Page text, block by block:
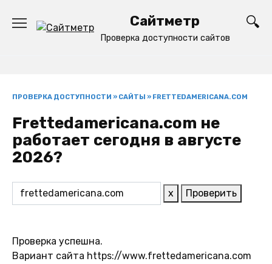
содержанию
Сайтметр
Проверка доступности сайтов
ПРОВЕРКА ДОСТУПНОСТИ » САЙТЫ » FRETTEDAMERICANA.COM
Frettedamericana.com не
работает сегодня в августе
2026?
x Проверить
Проверка успешна.
Вариант сайта https://www.frettedamericana.com